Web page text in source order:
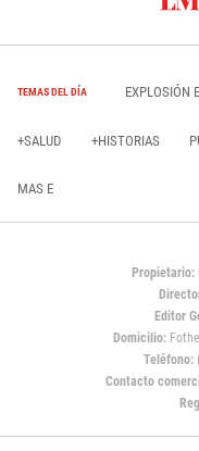
TEMAS DEL DÍA EXPLOSIÓN
+SALUD +HISTORIAS
MAS E
Propietario:
Editor
Domicilio:
Teléfono:
Contacto